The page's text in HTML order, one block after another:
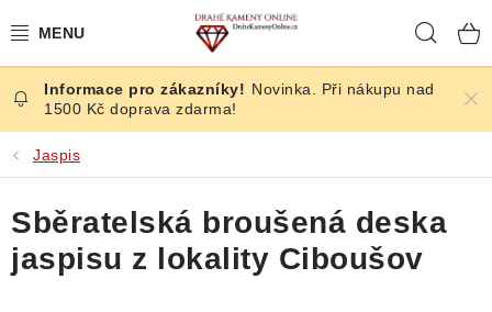
na
ČESKÉ KAMENY
ŠPERKY
KAMENY ZE SVĚTA
BROUŠENÉ
Novinka. Při nákupu nad
1500 Kč doprava zdarma!
Jaspis
Sběratelská broušená deska
jaspisu z lokality Ciboušov